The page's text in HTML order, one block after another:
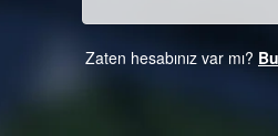
Zaten hesabınız var mı?